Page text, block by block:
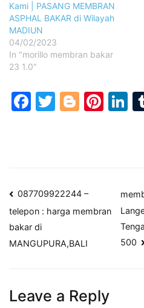
Kami | PASANG MEMBRAN
ASPHAL BAKAR di Wilayah
MADIUN
04/02/2023
In "morillo membran bakar
23 1.0"
Facebook
Twitter
Post
navigation
087709922244 –
telepon : harga membran
bakar di
MANGUPURA,BALI
500
Leave a Reply